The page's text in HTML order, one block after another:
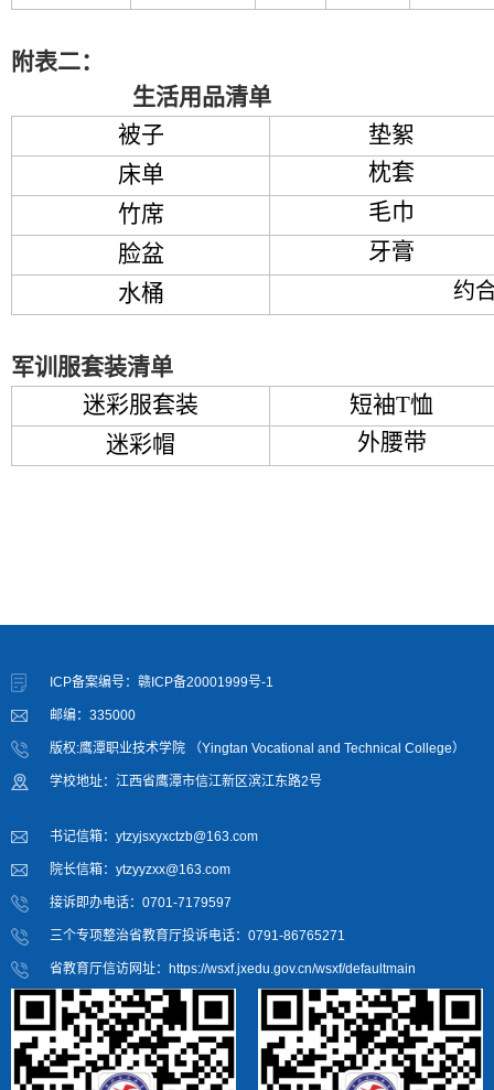
附表二：
生活用品清单
被子
垫絮
床单
枕套
竹席
毛巾
脸盆
牙膏
水桶
约
军训服套装清单
迷彩服套装
短袖T恤
迷彩帽
外腰带
ICP备案编号：赣ICP备20001999号-1
邮编：335000
版权:鹰潭职业技术学院 （Yingtan Vocational and Technical College）
学校地址：江西省鹰潭市信江新区滨江东路2号
书记信箱：ytzyjsxyxctzb@163.com
院长信箱：ytzyyzxx@163.com
接诉即办电话：0701-7179597
三个专项整治省教育厅投诉电话：0791-86765271
省教育厅信访网址：https://wsxf.jxedu.gov.cn/wsxf/defaultmain